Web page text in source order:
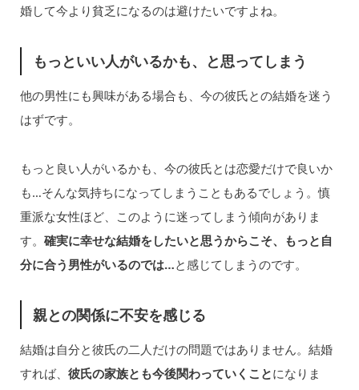
婚して今より貧乏になるのは避けたいですよね。
もっといい人がいるかも、と思ってしまう
他の男性にも興味がある場合も、今の彼氏との結婚を迷う
はずです。
もっと良い人がいるかも、今の彼氏とは恋愛だけで良いか
も…そんな気持ちになってしまうこともあるでしょう。慎
重派な女性ほど、このように迷ってしまう傾向がありま
す。 確実に幸せな結婚をしたいと思うからこそ、もっと自
分に合う男性がいるのでは…と感じてしまうのです。
親との関係に不安を感じる
結婚は自分と彼氏の二人だけの問題ではありません。結婚
すれば、 彼氏の家族とも今後関わっていくことになりま